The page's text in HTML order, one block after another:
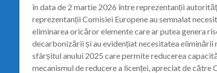
în data de 2 martie 2026 între reprezentanții
reprezentanții Comisiei Europene au semnalat
eliminarea oricăror elemente care ar putea genera
decarbonizării și au evidențiat necesitatea
sfârșitul anului 2025 care permite reducerea
mecanismul de reducere a licenței, apreciat de